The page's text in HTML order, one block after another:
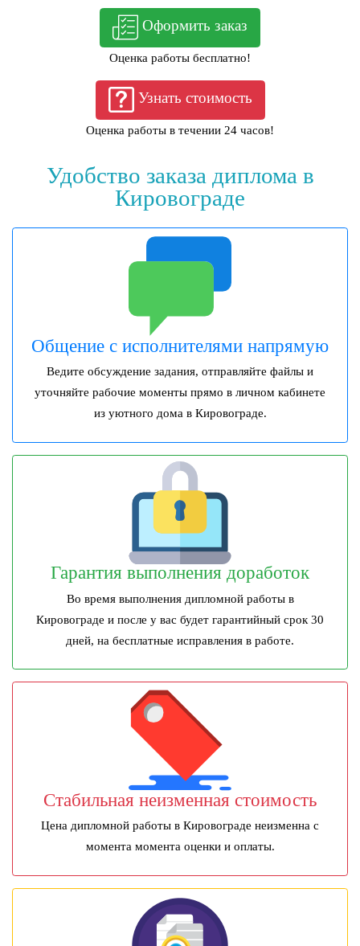
Оформить заказ
Оценка работы бесплатно!
Узнать стоимость
Оценка работы в течении 24 часов!
Удобство заказа диплома в
Кировограде
Общение с исполнителями напрямую
Ведите обсуждение задания, отправляйте файлы и
уточняйте рабочие моменты прямо в личном кабинете
из уютного дома в Кировограде.
Гарантия выполнения доработок
Во время выполнения дипломной работы в
Кировограде и после у вас будет гарантийный срок 30
дней, на бесплатные исправления в работе.
Стабильная неизменная стоимость
Цена дипломной работы в Кировограде неизменна с
момента момента оценки и оплаты.